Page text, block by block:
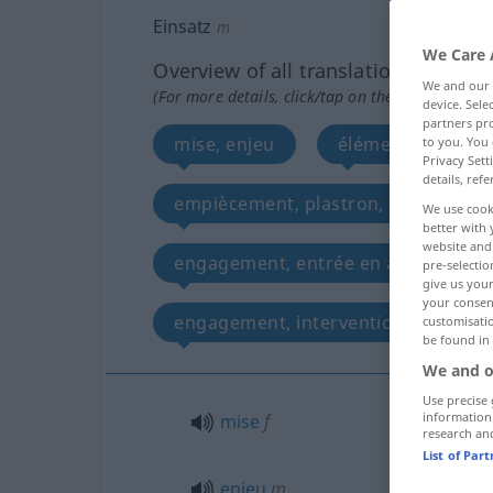
Einsatz m
Overview of all translations
(For more details, click/tap on the translation)
mise, enjeu élément
empiècement, plastron, garniture
engagement, entrée en action,
engagement, intervention, sortie,
mise f
We
We and our
device.
partners
to you. You
Privacy
details,
We use
better with
website
pre-
give us
your
be found
We and
Use
information
research
List of